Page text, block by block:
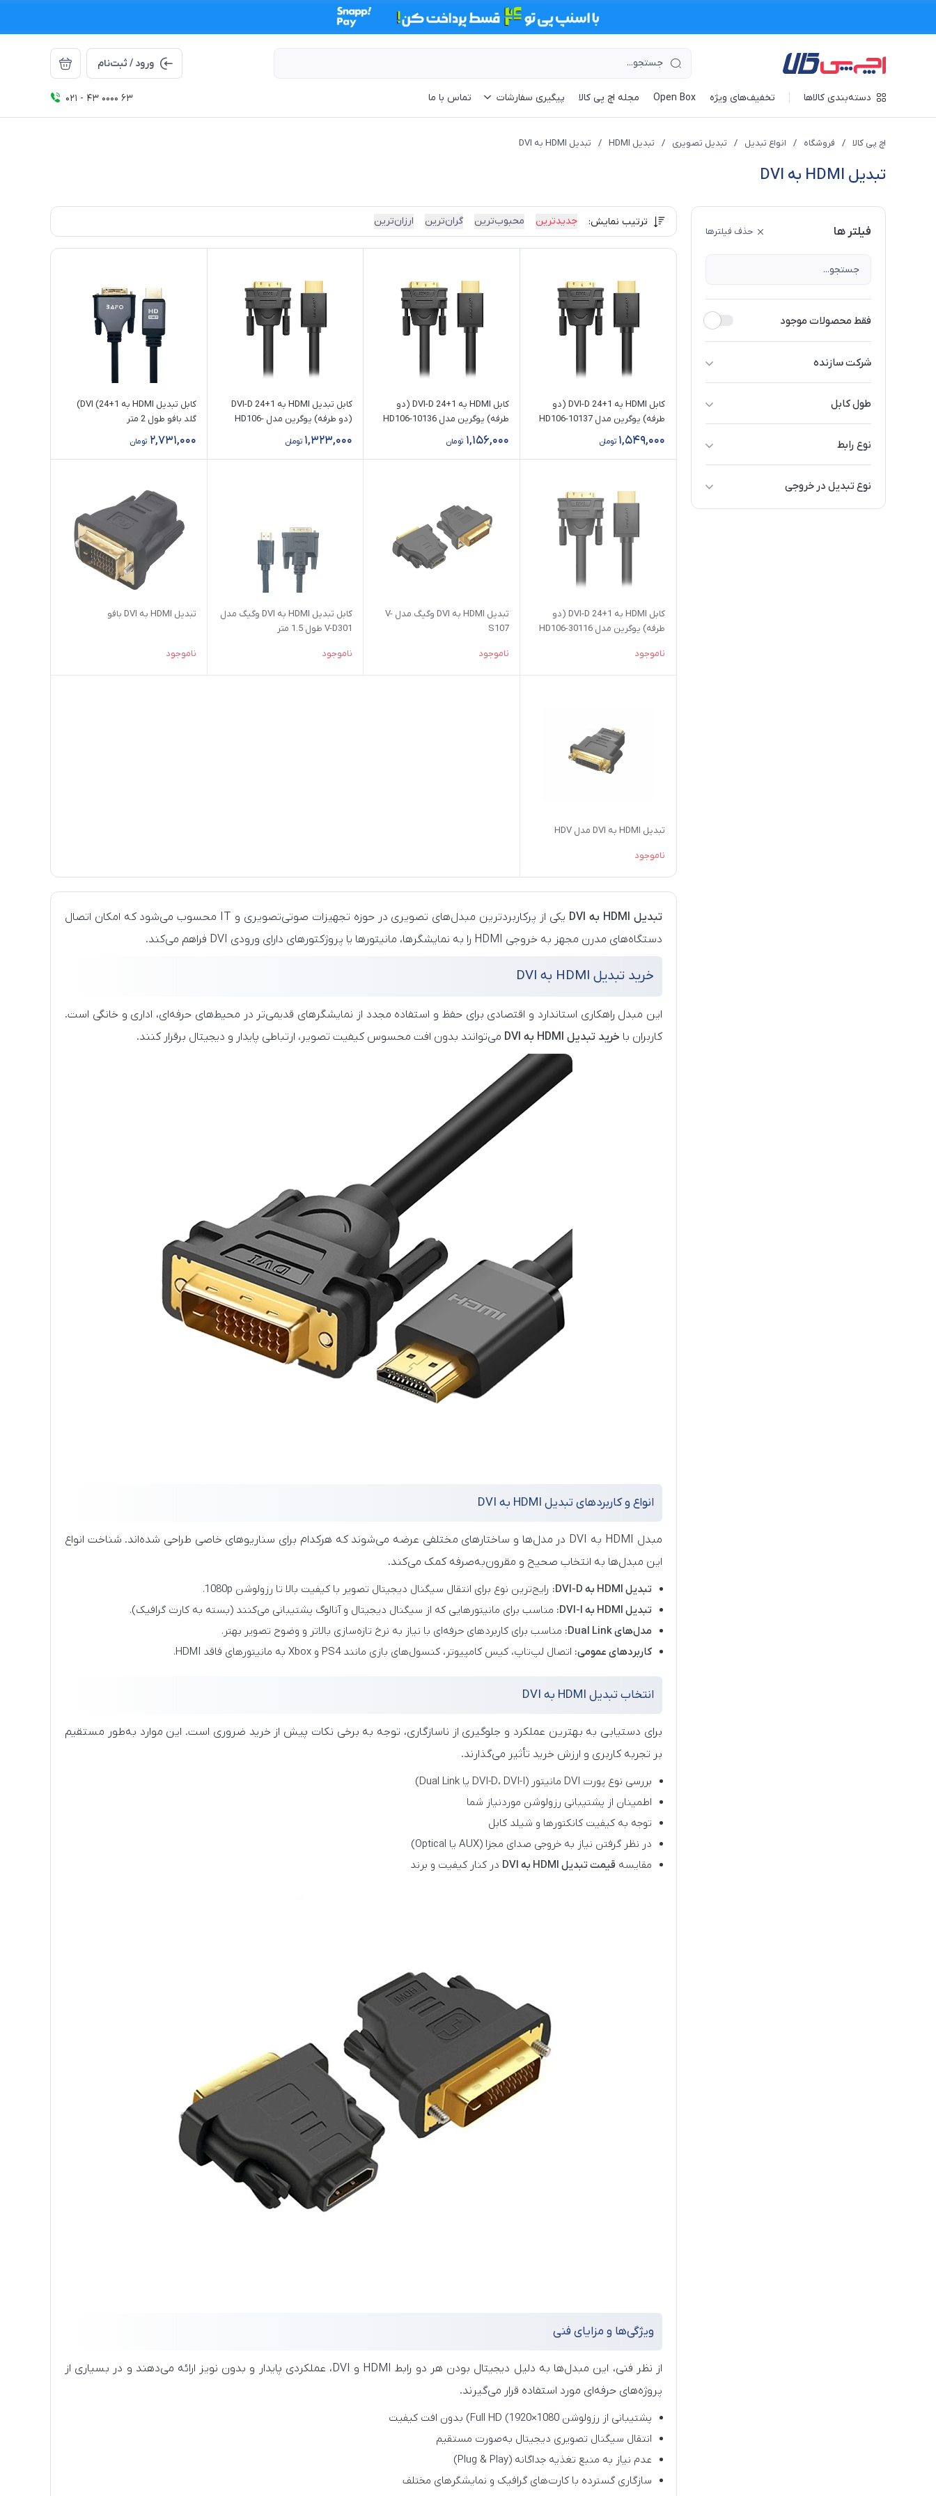
ورود / ثبت‌نام
دسته‌بندی کالاها تخفیف‌های ویژه Open Box مجله اچ پی کالا پیگیری سفارشات تماس با ما 021 - 43 0000 63
اچ پی کالا / فروشگاه / انواع تبدیل / تبدیل تصویری / تبدیل HDMI / تبدیل HDMI به DVI
تبدیل HDMI به DVI
فیلتر ها حذف فیلترها
فقط محصولات موجود
شرکت سازنده
وگیگ / VegGieg
یوگرین / UGREEN
متفرقه / No Name
طول کابل
150 سانتی‌متر
2 متر
3 متر
نوع رابط
نوع تبدیل در خروجی
تبدیل به HDMI
ترتیب نمایش: جدیدترین محبوب‌ترین گران‌ترین ارزان‌ترین
کابل HDMI به 1+24 DVI-D (دو
طرفه) یوگرین مدل HD106-10137
1,549,000 تومان
کابل HDMI به 1+24 DVI-D (دو
طرفه) یوگرین مدل HD106-10136
1,156,000 تومان
کابل تبدیل HDMI به 1+24 DVI-D
(دو طرفه) یوگرین مدل HD106-
10135 طول 2 متر
1,323,000 تومان
کابل تبدیل HDMI به DVI (24+1)
گلد بافو طول 2 متر
2,731,000 تومان
کابل HDMI به 1+24 DVI-D (دو
طرفه) یوگرین مدل HD106-30116
ناموجود
تبدیل HDMI به DVI وگیگ مدل V-
S107
ناموجود
کابل تبدیل HDMI به DVI وگیگ مدل
V-D301 طول 1.5 متر
ناموجود
تبدیل HDMI به DVI بافو
ناموجود
تبدیل HDMI به DVI مدل HDV
ناموجود
تبدیل HDMI به DVI
یکی از پرکاربردترین مبدل‌های تصویری در حوزه تجهیزات صوتی‌تصویری و IT محسوب می‌شود که امکان اتصال
دستگاه‌های مدرن مجهز به خروجی HDMI را به نمایشگرها، مانیتورها یا پروژکتورهای دارای ورودی DVI فراهم می‌کند.
خرید تبدیل HDMI به DVI
این مبدل راهکاری استاندارد و اقتصادی برای حفظ و استفاده مجدد از نمایشگرهای قدیمی‌تر در محیط‌های حرفه‌ای، اداری و خانگی است.
کاربران با خرید تبدیل HDMI به DVI می‌توانند بدون افت محسوس کیفیت تصویر، ارتباطی پایدار و دیجیتال برقرار کنند.
انواع و کاربردهای تبدیل HDMI به DVI
مبدل HDMI به DVI در مدل‌ها و ساختارهای مختلفی عرضه می‌شوند که هرکدام برای سناریوهای خاصی طراحی شده‌اند. شناخت انواع
این مبدل‌ها به انتخاب صحیح و مقرون‌به‌صرفه کمک می‌کند.
تبدیل HDMI به DVI-D:
رایج‌ترین نوع برای انتقال سیگنال دیجیتال تصویر با کیفیت بالا تا رزولوشن 1080p.
تبدیل HDMI به DVI-I:
مناسب برای مانیتورهایی که از سیگنال دیجیتال و آنالوگ پشتیبانی می‌کنند (بسته به کارت گرافیک).
مدل‌های Dual Link:
مناسب برای کاربردهای حرفه‌ای با نیاز به نرخ تازه‌سازی بالاتر و وضوح تصویر بهتر.
کاربردهای عمومی: اتصال لپ‌تاپ، کیس کامپیوتر، کنسول‌های بازی مانند PS4 و Xbox به مانیتورهای فاقد HDMI.
انتخاب تبدیل HDMI به DVI
برای دستیابی به بهترین عملکرد و جلوگیری از ناسازگاری، توجه به برخی نکات پیش از خرید ضروری است. این موارد به‌طور مستقیم
بر تجربه کاربری و ارزش خرید تأثیر می‌گذارند.
بررسی نوع پورت DVI مانیتور (DVI-D، DVI-I یا Dual Link)
اطمینان از پشتیبانی رزولوشن موردنیاز شما
توجه به کیفیت کانکتورها و شیلد کابل
در نظر گرفتن نیاز به خروجی صدای مجزا (AUX یا Optical)
مقایسه قیمت تبدیل HDMI به DVI در کنار کیفیت و برند
ویژگی‌ها و مزایای فنی
از نظر فنی، این مبدل‌ها به دلیل دیجیتال بودن هر دو رابط HDMI و DVI، عملکردی پایدار و بدون نویز ارائه می‌دهند و در بسیاری از
پروژه‌های حرفه‌ای مورد استفاده قرار می‌گیرند.
پشتیبانی از رزولوشن Full HD (1920×1080) بدون افت کیفیت
انتقال سیگنال تصویری دیجیتال به‌صورت مستقیم
عدم نیاز به منبع تغذیه جداگانه (Plug & Play)
سازگاری گسترده با کارت‌های گرافیک و نمایشگرهای مختلف